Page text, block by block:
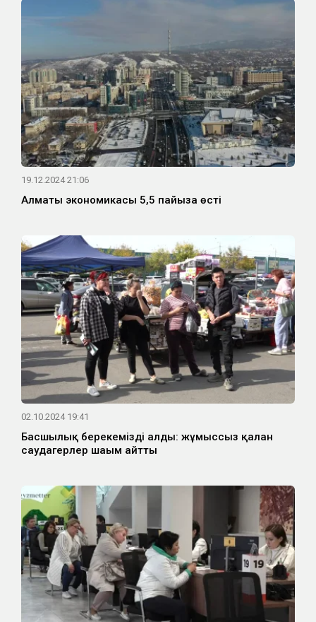
19.12.2024 21:06
Алматы экономикасы 5,5 пайызға өсті
02.10.2024 19:41
Басшылық берекемізді алды: жұмыссыз қалған
саудагерлер шағым айтты